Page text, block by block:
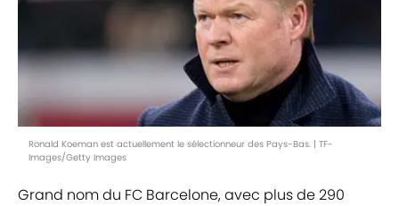
Ronald Koeman est actuellement le sélectionneur des Pays-Bas. | TF-
Images/Getty Images
Grand nom du FC Barcelone, avec plus de 290